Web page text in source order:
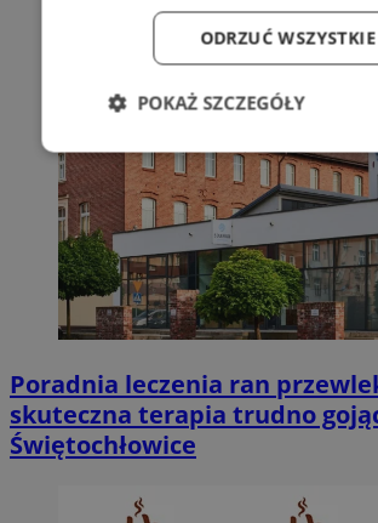
Poradnia leczenia ran
skuteczna terapia trudno
Świętochłowice
ODRZUĆ WSZYSTKIE
POKAŻ SZCZEGÓŁY
Niezbędne
Niezbędne Wydajność
można prawidłowo korzystać ze strony